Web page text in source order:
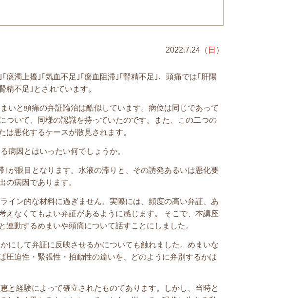
2022.7.24（ 日 ）
痰濁上擾｣｢気血不足｣｢瘀血阻滞｣｢腎精不足｣、頭痛では｢肝陽
精不足｣とされています。
いと頭痛の弁証論治は酷似しています。病位は同じであって
ついて、同様の認識を持っていたのです。また、この二つの
悪化するケースが散見されます。
病因とはいったい何でしょうか。
｣が眼目となります。水液の滞りと、その誘発あるいは悪化要
の病因であります。
イン的な材料に過ぎません。実際には、頻度の高い弁証、あ
えなくてもよい弁証があるように感じます。
そこで、本講座
動するめまいや頭痛について話すことにしました。
にして弁証に反映させるかについても触れました。め まいな
圧迫性・緊張性・拍動性の違いを、どのように弁別するかは
と経験によって確立されたものであります。しかし、当時と